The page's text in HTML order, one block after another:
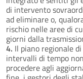
di intervento
ad eliminare o,
rischio nelle aree di
giorni dalla
4. Il piano regionale
intervalli di tempo
procedere agli